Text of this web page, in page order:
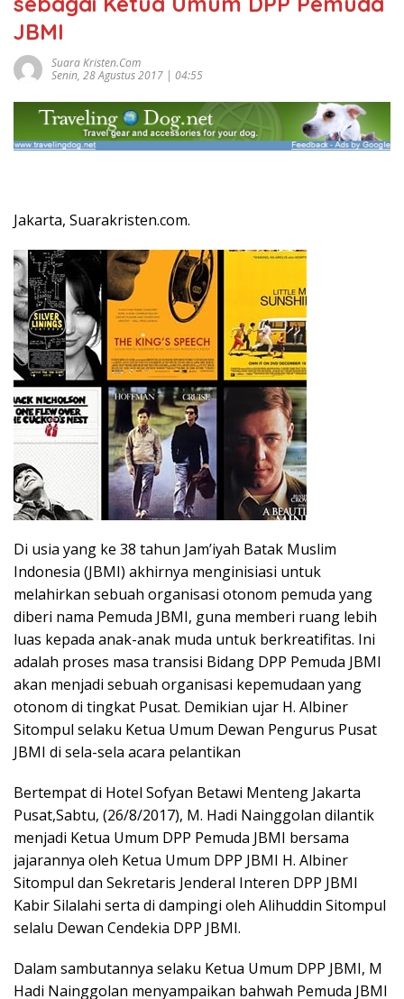
JBMI
Suara Kristen.com
Senin, 28 Agustus 2017 | 04:55
Jakarta, Suarakristen.com.
Di usia yang ke 38 tahun Jam’iyah Batak Muslim
Indonesia (JBMI) akhirnya menginisiasi untuk
melahirkan sebuah organisasi otonom pemuda yang
diberi nama Pemuda JBMI, guna memberi ruang lebih
luas kepada anak-anak muda untuk berkreatifitas. Ini
adalah proses masa transisi Bidang DPP Pemuda JBMI
akan menjadi sebuah organisasi kepemudaan yang
otonom di tingkat Pusat. Demikian ujar H. Albiner
Sitompul selaku Ketua Umum Dewan Pengurus Pusat
JBMI di sela-sela acara pelantikan
Bertempat di Hotel Sofyan Betawi Menteng Jakarta
Pusat,Sabtu, (26/8/2017), M. Hadi Nainggolan dilantik
menjadi Ketua Umum DPP Pemuda JBMI bersama
jajarannya oleh Ketua Umum DPP JBMI H. Albiner
Sitompul dan Sekretaris Jenderal Interen DPP JBMI
Kabir Silalahi serta di dampingi oleh Alihuddin Sitompul
selalu Dewan Cendekia DPP JBMI.
Dalam sambutannya selaku Ketua Umum DPP JBMI, M
Hadi Nainggolan menyampaikan bahwah Pemuda JBMI